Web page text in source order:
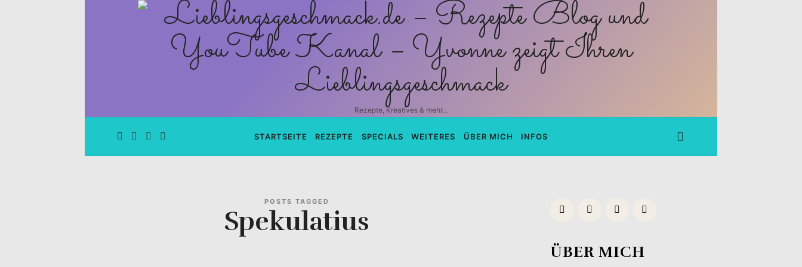
Lieblingsgeschmack.de
Rezepte
Blog
und
Rezepte, Kreatives & mehr...
STARTSEITE REZEPTE SPECIALS WEITERES ÜBER MICH INFOS
POSTS TAGGED
Spekulatius
ÜBER MICH